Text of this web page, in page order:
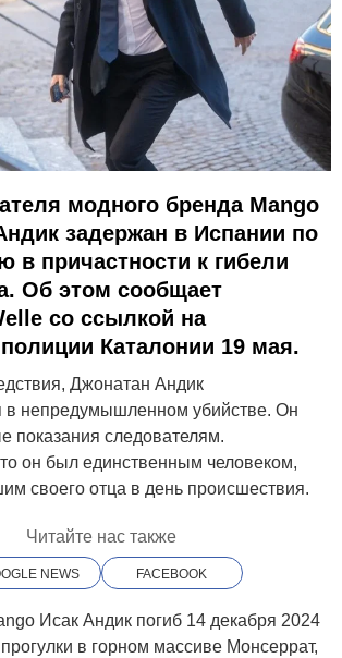
модного бренда Mango
задержан в Испании по
в причастности к гибели
Об этом сообщает
со ссылкой на
Каталонии 19 мая.
Джонатан Андик
в непредумышленном убийстве. Он
показания следователям.
он был единственным человеком,
своего отца в день происшествия.
Читайте нас также
NEWS FACEBOOK
Исак Андик погиб 14 декабря 2024
в горном массиве Монсеррат,